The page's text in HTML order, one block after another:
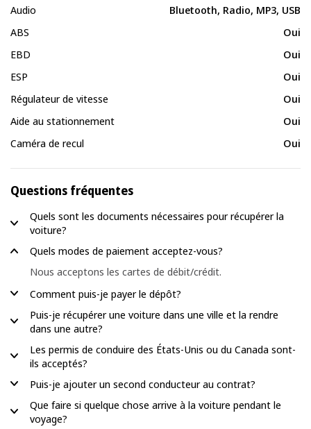
Audio
Bluetooth, Radio, MP3, USB
ABS
Oui
EBD
Oui
ESP
Oui
Régulateur de vitesse
Oui
Aide au stationnement
Oui
Caméra de recul
Oui
Questions fréquentes
Quels sont les documents nécessaires pour récupérer la
voiture?
Quels modes de paiement acceptez-vous?
Nous acceptons les cartes de débit/crédit.
Comment puis-je payer le dépôt?
Puis-je récupérer une voiture dans une ville et la rendre
dans une autre?
Les permis de conduire des États-Unis ou du Canada sont-
ils acceptés?
Puis-je ajouter un second conducteur au contrat?
Que faire si quelque chose arrive à la voiture pendant le
voyage?